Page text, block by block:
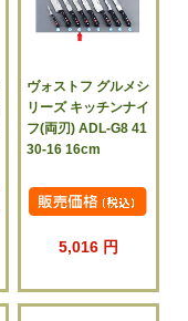
ヴォストフ グルメシ
リーズ キッチンナイ
フ(両刃) ADL-G8 41
30-16 16cm
5,016 円